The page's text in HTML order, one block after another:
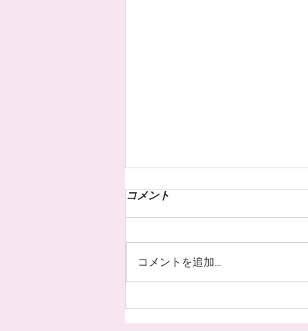
お客様のネイル☆˚✧*
コメント
コメントを追加…